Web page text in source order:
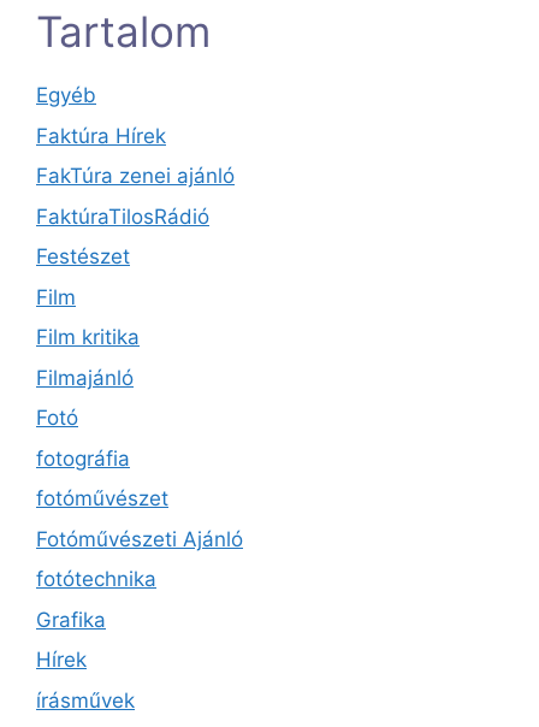
Tartalom
Egyéb
Faktúra Hírek
FakTúra zenei ajánló
FaktúraTilosRádió
Festészet
Film
Film kritika
Filmajánló
Fotó
fotográfia
fotóművészet
Fotóművészeti Ajánló
fotótechnika
Grafika
Hírek
írásművek